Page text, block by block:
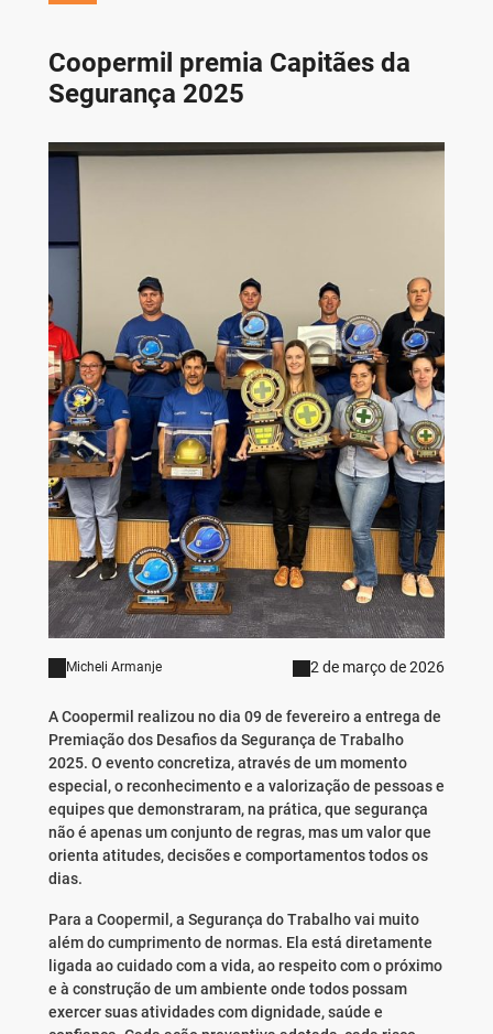
Coopermil premia Capitães da
Segurança 2025
Micheli Armanje 2 de março de 2026
A Coopermil realizou no dia 09 de fevereiro a entrega de
Premiação dos Desafios da Segurança de Trabalho
2025. O evento concretiza, através de um momento
especial, o reconhecimento e a valorização de pessoas e
equipes que demonstraram, na prática, que segurança
não é apenas um conjunto de regras, mas um valor que
orienta atitudes, decisões e comportamentos todos os
dias.
Para a Coopermil, a Segurança do Trabalho vai muito
além do cumprimento de normas. Ela está diretamente
ligada ao cuidado com a vida, ao respeito com o próximo
e à construção de um ambiente onde todos possam
exercer suas atividades com dignidade, saúde e